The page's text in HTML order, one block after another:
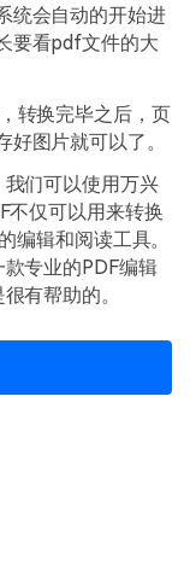
统会自动的开始进
要看pdf文件的大
转换完毕之后，页
图片就可以了。
们可以使用万兴
不仅可以用来转换
辑和阅读工具。
专业的PDF编辑
有帮助的。